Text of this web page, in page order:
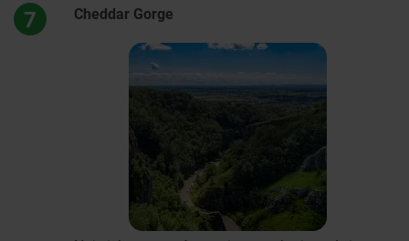
7 Cheddar Gorge